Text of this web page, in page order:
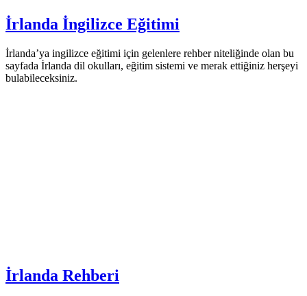
İrlanda İngilizce Eğitimi
İrlanda’ya ingilizce eğitimi için gelenlere rehber niteliğinde olan bu
sayfada İrlanda dil okulları, eğitim sistemi ve merak ettiğiniz herşeyi
bulabileceksiniz.
İrlanda Rehberi